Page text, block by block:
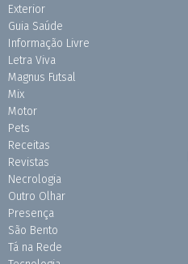
Exterior
Guia Saúde
Informação Livre
Letra Viva
Magnus Futsal
Mix
Motor
Pets
Receitas
Revistas
Necrologia
Outro Olhar
Presença
São Bento
Tá na Rede